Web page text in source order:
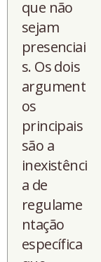
que não
sejam
presenciai
s. Os dois
argument
os
principais
são a
inexistênci
a de
regulame
ntação
específica